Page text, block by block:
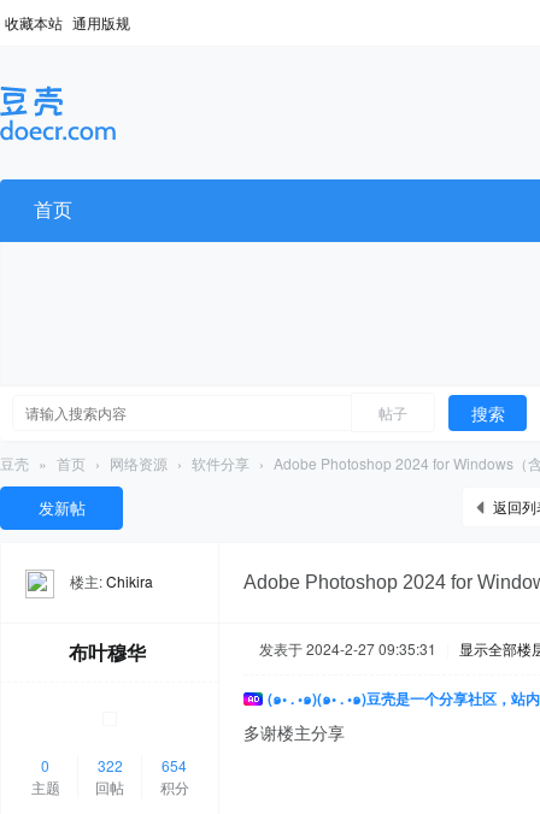
收藏本站 通用版规
首页
帖子 搜索
豆壳 » 首页 › 网络资源 › 软件分享 › Adobe Photoshop 2024 for Windows（
返回列
发新帖
楼主:Chikira Adobe Photoshop 2024 for
布叶穆华
0
主题
322
回帖
654
积分
发表于 2024-2-27 09:35:31 显示全部楼
(๑• . •๑)(๑• . •๑)豆壳是一个分享社区，站
多谢楼主分享